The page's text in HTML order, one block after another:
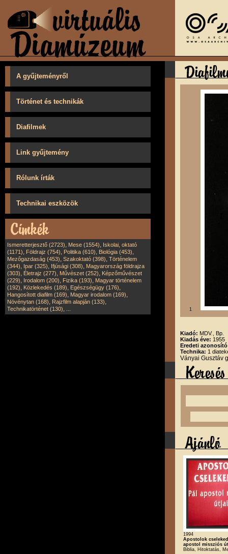
A gyűjteményről
Történet és technikák
Diafilmek
Link gyűjtemény
Rólunk írták
Technikai eszközök
Ismeretterjesztő (2723), Mese (1554), Iskolai, oktató
(1171), Földrajz (754), Politika (610), Biológia (453),
Mezőgazdaság (453), Szakoktató (398), Történelem
(344), Ipar (325), Ifjúsági (308), Magyarország földrajza
(303), Életrajz (277), Művészet (252), Képzőművészet
(229), Irodalom (200), Fizika (193), Magyar történelem
(192), Közlekedés (189), Egészségügy (176),
Hangosított diafilm (169), Magyar irodalom (169),
Növénytan (168), Rajzfilm alapján (133),
Technikatörténet (130), 1
Kiadó: MDV., Bp.
Kiadás éve: 1955
Eredeti
Technika: 1
Ványai Gusztáv
1994
Apostolok
apostol missziós
Biblia, Hitoktatás,